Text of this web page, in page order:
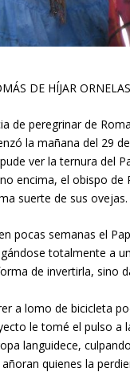
DE HÍJAR
de peregrinar de
la mañana del 29
ver la ternura del
encima, el obispo
suerte de sus ovejas.
pocas semanas el
totalmente a
de invertirla, sino
a lomo de bicicleta
le tomé el pulso a
languidece,
quienes la